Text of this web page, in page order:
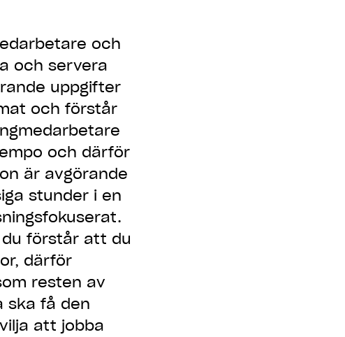
och
och servera
uppgifter
och förstår
och därför
är avgörande
stunder i en
förstår att du
därför
resten av
ska få den
att jobba